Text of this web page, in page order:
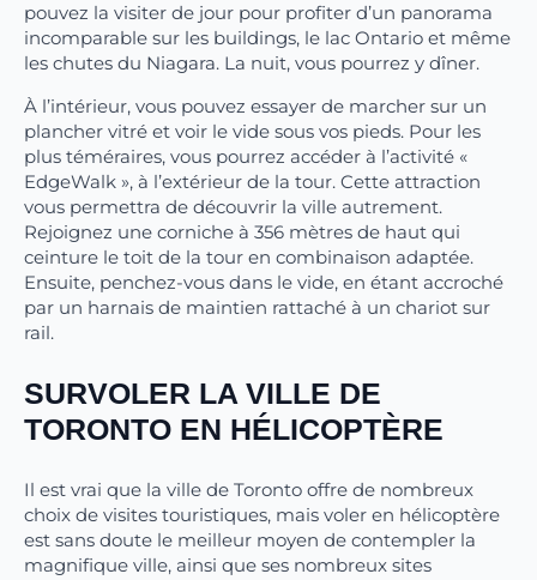
pouvez la visiter de jour pour profiter d’un panorama
incomparable sur les buildings, le lac Ontario et même
les chutes du Niagara. La nuit, vous pourrez y dîner.
À l’intérieur, vous pouvez essayer de marcher sur un
plancher vitré et voir le vide sous vos pieds. Pour les
plus téméraires, vous pourrez accéder à l’activité «
EdgeWalk », à l’extérieur de la tour. Cette attraction
vous permettra de découvrir la ville autrement.
Rejoignez une corniche à 356 mètres de haut qui
ceinture le toit de la tour en combinaison adaptée.
Ensuite, penchez-vous dans le vide, en étant accroché
par un harnais de maintien rattaché à un chariot sur
rail.
SURVOLER LA VILLE DE
TORONTO EN HÉLICOPTÈRE
Il est vrai que la ville de Toronto offre de nombreux
choix de visites touristiques, mais voler en hélicoptère
est sans doute le meilleur moyen de contempler la
magnifique ville, ainsi que ses nombreux sites